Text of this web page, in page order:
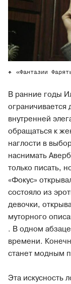
«Фантазии
В ранние годы
ограничивается
внутренней
обращаться к
наглости в
наснимать
только писать,
«Фокус»
состояло из
девочки,
муторного
. В одном
времени.
станет модным
Эта искусность